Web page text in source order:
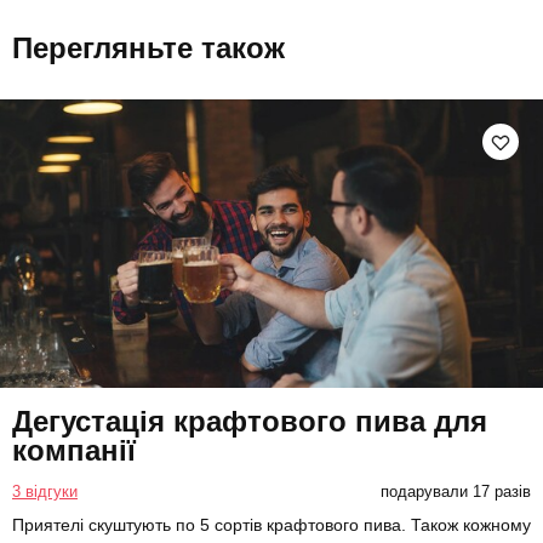
Перегляньте також
Дегустація крафтового пива для
компанії
3 відгуки подарували 17 разів
Приятелі скуштують по 5 сортів крафтового пива. Також кожному